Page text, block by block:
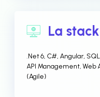
La stack
.Net 6, C#, Angular,
API Management, Web
(Agile)